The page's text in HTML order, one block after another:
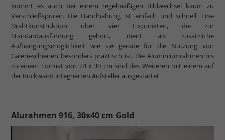
kommt es auch bei einem regelmäßigen Bildwechsel kaum zu
Verschleißspuren. Die Handhabung ist einfach und schnell. Eine
Drahtkonstruktion über vier Fixpunkten, die zur
Standardausführung gehört, dient als zusätzliche
Aufhängungsmöglichkeit wie sie gerade für die Nutzung von
Galerieschienen besonders praktisch ist. Die Aluminiumrahmen bis
zu einem Format von 24 x 30 cm sind des Weiteren mit einem auf
der Rückwand integrierten Aufsteller ausgestattet.
Alurahmen 916, 30x40 cm Gold